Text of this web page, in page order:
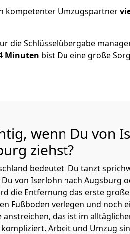
kompetenter Umzugspartner
die Schlüsselübergabe
Minuten bist Du eine große
wenn Du von
ziehst?
bedeutet, Du tanzt
Du von Iserlohn nach Augsburg
die Entfernung das erste
Fußboden verlegen und noch
anstreichen, das ist im
Arbeit und Umzug